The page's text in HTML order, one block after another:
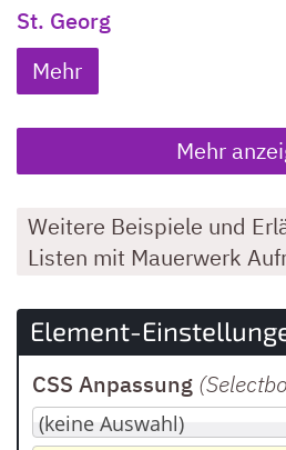
St. Georg
Mehr
Mehr
Weitere Beispiele und
Listen mit Mauerwerk
Element-
CSS Anpassung